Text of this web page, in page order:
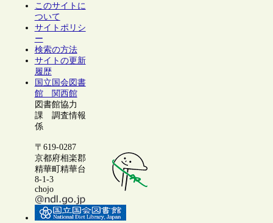
このサイトに
ついて
サイトポリシ
ー
検索の方法
サイトの更新
履歴
国立国会図書
館 関西館
図書館協力
課 調査情報
係
〒619-0287
京都府相楽郡
精華町精華台
8-1-3
chojo